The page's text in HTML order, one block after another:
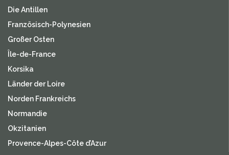
Die Antillen
Französisch-Polynesien
Großer Osten
Île-de-France
Korsika
Länder der Loire
Norden Frankreichs
Normandie
Okzitanien
Provence-Alpes-Côte d’Azur